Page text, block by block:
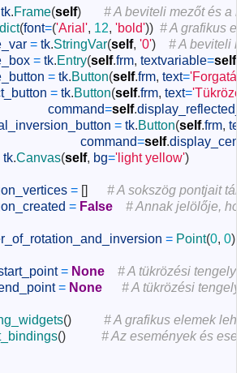
tk.Frame(self)
# A beviteli mezőt és a
dict(font=('Arial', 12, 'bold')) # A grafikus
= tk.StringVar(self, '0')
# A beviteli
= tk.Entry(self.frm, textvariable=self
= tk.Button(self.frm, text='Forgatás'
= tk.Button(self.frm, text=
command=self.
= tk.Button(self.frm,
command=self.
tk.Canvas(self, bg='light yellow')
= []
# A sokszög pontjait
= False # Annak jelölője,
= Point(0, 0)
= None
# A tükrözési
= None # A tükrözési
()
# A grafikus elemek
() # Az események és